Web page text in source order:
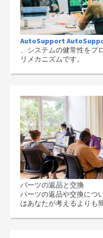
AutoSupport
、システムの健常性を
リメカニズムです。
パーツの返品と交換
パーツの返品や交換につ
はあなたが考えるよりも